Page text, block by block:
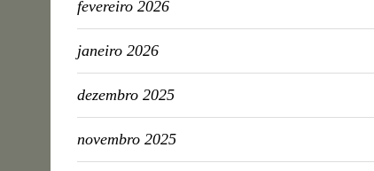
fevereiro 2026
janeiro 2026
dezembro 2025
novembro 2025